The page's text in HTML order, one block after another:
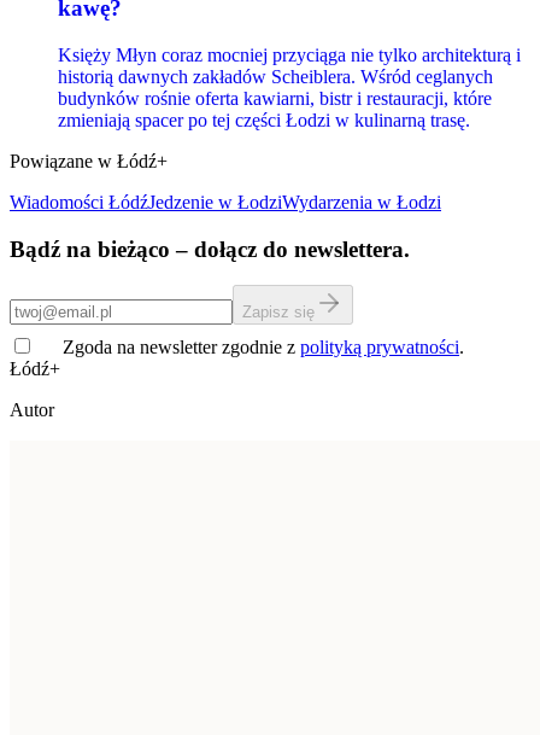
kawę?
Księży Młyn coraz mocniej przyciąga nie tylko architekturą i
historią dawnych zakładów Scheiblera. Wśród ceglanych
budynków rośnie oferta kawiarni, bistr i restauracji, które
zmieniają spacer po tej części Łodzi w kulinarną trasę.
Powiązane w Łódź+
Wiadomości ŁódźJedzenie w ŁodziWydarzenia w Łodzi
Bądź na bieżąco – dołącz do newslettera.
Zapisz się
Zgoda na newsletter zgodnie z polityką prywatności.
Łódź+
Autor